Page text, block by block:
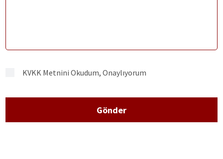
Gönder
KVKK Metnini Okudum, Onaylıyorum